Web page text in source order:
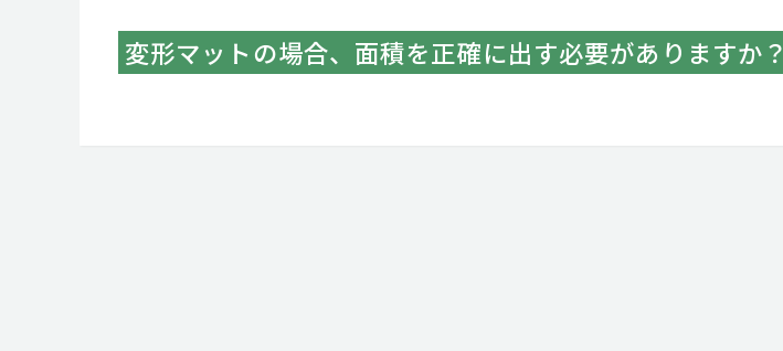
変形マットの場合、面積を正確に出す必要がありますか？